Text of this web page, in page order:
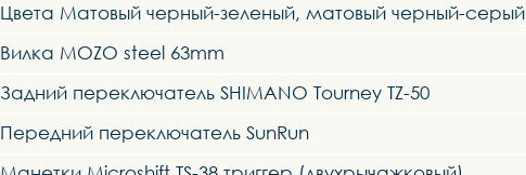
Цвета Матовый черный-зеленый, матовый черный-серый
Вилка MOZO steel 63mm
Задний переключатель SHIMANO Tourney TZ-50
Передний переключатель SunRun